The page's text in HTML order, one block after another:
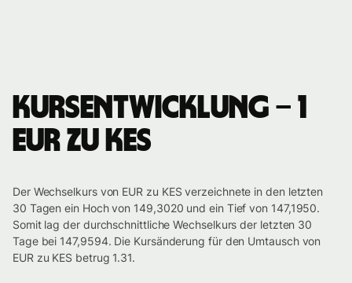
Kursentwicklung – 1
EUR zu KES
Der Wechselkurs von EUR zu KES verzeichnete in den letzten
30 Tagen ein Hoch von 149,3020 und ein Tief von 147,1950.
Somit lag der durchschnittliche Wechselkurs der letzten 30
Tage bei 147,9594. Die Kursänderung für den Umtausch von
EUR zu KES betrug 1.31.